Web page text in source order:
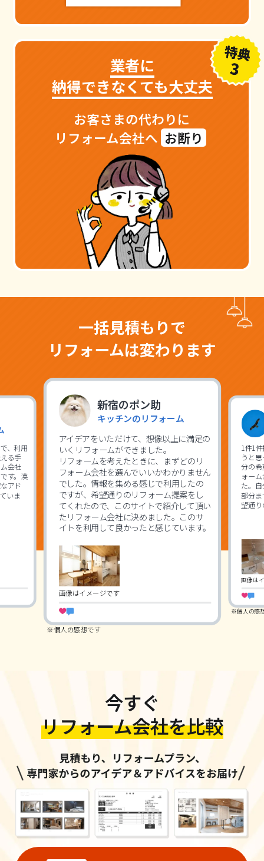
業者に
納得できなくても大丈夫
お客さまの代わりに
リフォーム会社へ お断り
一括見積もりで
リフォームは変わります
、利用
る手
会社
す。漠
アド
いま
新宿のポン助
キッチンのリフォーム
アイデアをいただけて、想像以上に満足の
いくリフォームができました。
リフォームを考えたときに、まずどのリ
フォーム会社を選んでいいかわかりません
でした。情報を集める感じで利用したの
ですが、希望通りのリフォーム提案をし
てくれたので、このサイトで紹介して頂い
たリフォーム会社に決めました。このサ
イトを利用して良かったと感じています。
画像はイメージです
※個人の感想です
1件1
うと
分の希
ォー
た。
部分ま
望通り
画像は
※個人の感
今すぐ
リフォーム会社を比較